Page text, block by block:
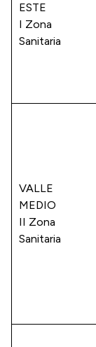
ESTE
I Zona
Sanitaria
VALLE
MEDIO
II Zona
Sanitaria